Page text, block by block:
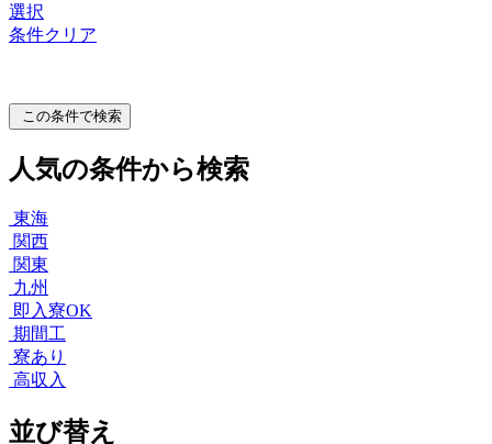
選択
条件クリア
この条件で検索
人気の条件から検索
東海
関西
関東
九州
即入寮OK
期間工
寮あり
高収入
並び替え